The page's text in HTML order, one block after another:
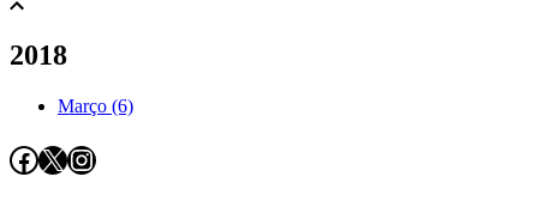
2018
Março (6)
Facebook
X Instagram